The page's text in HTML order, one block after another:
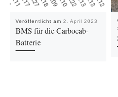
Veröffentlicht am 2. April 2023
BMS für die Carbocab-
Batterie